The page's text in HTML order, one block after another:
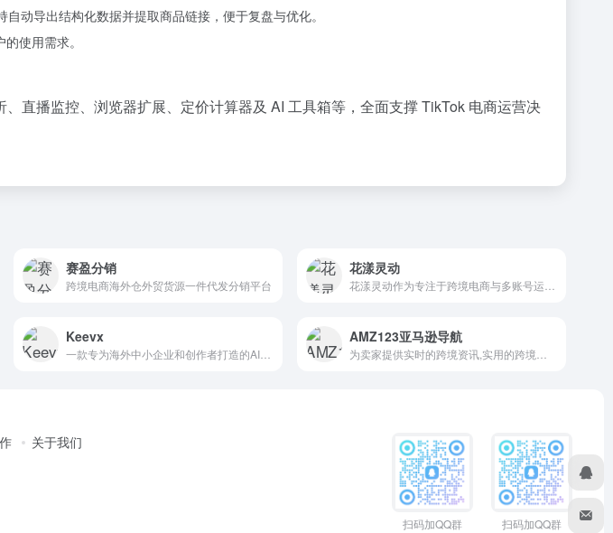
动导出结构化数据并提取商品链接，便于复盘与优化。
使用需求。
直播监控、浏览器扩展、定价计算器及 AI 工具箱等，全面支撑 TikTok 电商运营决
赛盈分销
跨境电商海外仓外贸货源一件代发分销平台
花漾灵动
Keevx AMZ123亚马逊导航
关于我们
扫码加QQ群 扫码加QQ群